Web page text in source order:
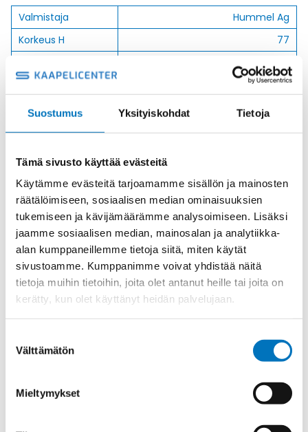
Suostumus Yksityiskohdat Tietoja
Tämä sivusto käyttää evästeitä
Käytämme evästeitä tarjoamamme sisällön ja mainosten
räätälöimiseen, sosiaalisen median ominaisuuksien
tukemiseen ja kävijämäärämme analysoimiseen. Lisäksi
jaamme sosiaalisen median, mainosalan ja analytiikka-
alan kumppaneillemme tietoja siitä, miten käytät
sivustoamme. Kumppanimme voivat yhdistää näitä
tietoja muihin tietoihin, joita olet antanut heille tai joita on
kerätty, kun olet käyttänyt heidän palvelujaan.
valinta
Välttämätön
Mieltymykset
Valmistaja
Hummel Ag
Korkeus H
77
10
HSK-M-Flex-EMC
Etim 7
EC000441
Materiaali
Niklattu messinki
Ulkokierre Ag
M 16 x 1,5
Normen
EN_50262;RoHS
Min [C]
-40
Max [C]
Käyttölämpötila
'-40°C to +100°C
O-Rengas
NBR
[Mm]
20
GL;CSA
5